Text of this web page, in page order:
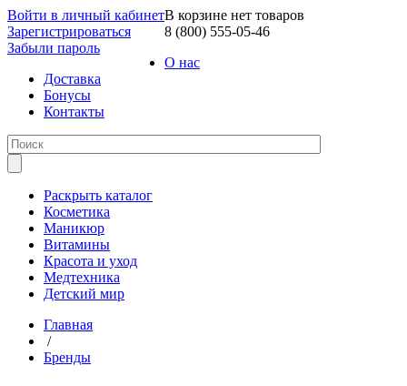
Войти в личный кабинет
Зарегистрироваться
Забыли пароль
В корзине нет товаров
8 (800) 555-05-46
О нас
Доставка
Бонусы
Контакты
Раскрыть каталог
Косметика
Маникюр
Витамины
Красота и уход
Медтехника
Детский мир
Главная
/
Бренды